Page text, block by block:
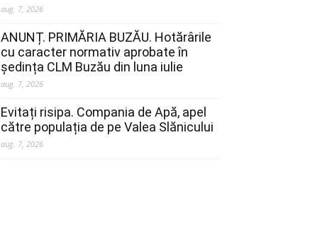
aug. 7, 2026
ANUNȚ. PRIMĂRIA BUZĂU. Hotărârile
cu caracter normativ aprobate în
ședința CLM Buzău din luna iulie
aug. 7, 2026
Evitați risipa. Compania de Apă, apel
către populația de pe Valea Slănicului
aug. 7, 2026